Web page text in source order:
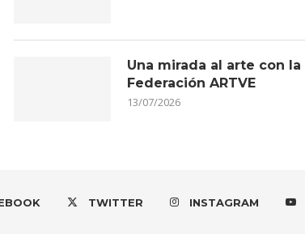
Una mirada al arte con la
Federación ARTVE
13/07/2026
TWITTER INSTAGRAM